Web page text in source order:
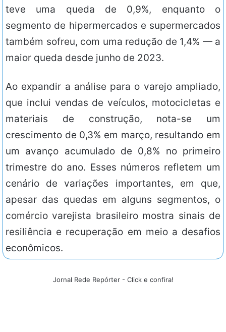
teve uma queda de 0,9%, enquanto o
segmento de hipermercados e supermercados
também sofreu, com uma redução de 1,4% — a
maior queda desde junho de 2023.
Ao expandir a análise para o varejo ampliado,
que inclui vendas de veículos, motocicletas e
materiais de construção, nota-se um
crescimento de 0,3% em março, resultando em
um avanço acumulado de 0,8% no primeiro
trimestre do ano. Esses números refletem um
cenário de variações importantes, em que,
apesar das quedas em alguns segmentos, o
comércio varejista brasileiro mostra sinais de
resiliência e recuperação em meio a desafios
econômicos.
Jornal Rede Repórter - Click e confira!